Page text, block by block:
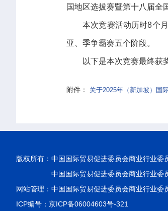
国地区选拔赛暨第十八届全
本次竞赛活动历时8个
亚、季争霸赛五个阶段。
以下是本次竞赛最终获
附件： 关于2025年（新加坡）国
版权所有： 中国国际贸易促进委员会商业行业委
中国国际贸易促进委员会商业行业委
网站管理：中国国际贸易促进委员会商业行业委
ICP编号：京ICP备06004603号-321